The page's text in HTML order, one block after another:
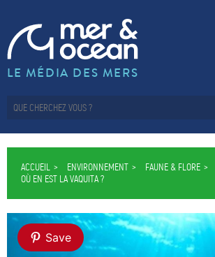
LE MÉDIA DES MERS
ACCUEIL ENVIRONNEMENT
FAUNE & FLORE
OÙ EN EST LA VAQUITA ?
Save